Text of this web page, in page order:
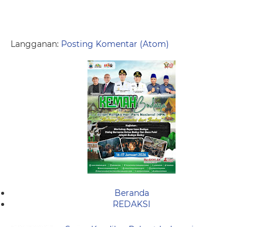
Langganan: Posting Komentar (Atom)
Beranda
REDAKSI